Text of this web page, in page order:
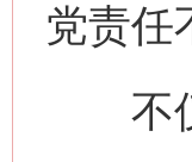
党责任
不仅